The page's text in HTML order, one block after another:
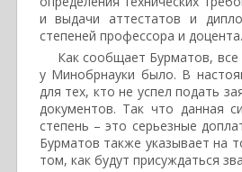
и выдачи аттестатов и
степеней профессора и доцента.
Как сообщает Бурматов,
у Минобрнауки было. В
для тех, кто не успел подать
документов. Так что данная
степень – это серьезные
Бурматов также указывает на
том, как будут присуждаться